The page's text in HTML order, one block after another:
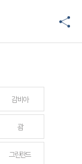
감비아
괌
그린란드